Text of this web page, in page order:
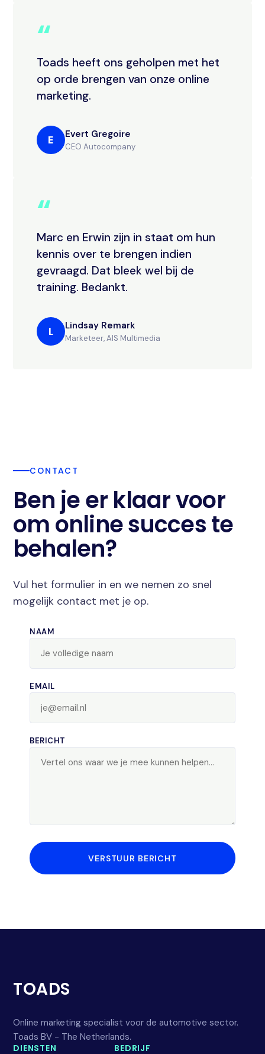
“
Toads heeft ons geholpen met het
op orde brengen van onze online
marketing.
E Evert Gregoire
CEO Autocompany
“
Marc en Erwin zijn in staat om hun
kennis over te brengen indien
gevraagd. Dat bleek wel bij de
training. Bedankt.
L Lindsay Remark
Marketeer, AIS Multimedia
CONTACT
Ben je er klaar voor
om online succes te
behalen?
Vul het formulier in en we nemen zo snel
mogelijk contact met je op.
NAAM
EMAIL
BERICHT
VERSTUUR BERICHT
TOADS
Online marketing specialist voor de automotive sector.
Toads BV - The Netherlands.
DIENSTEN
BEDRIJF